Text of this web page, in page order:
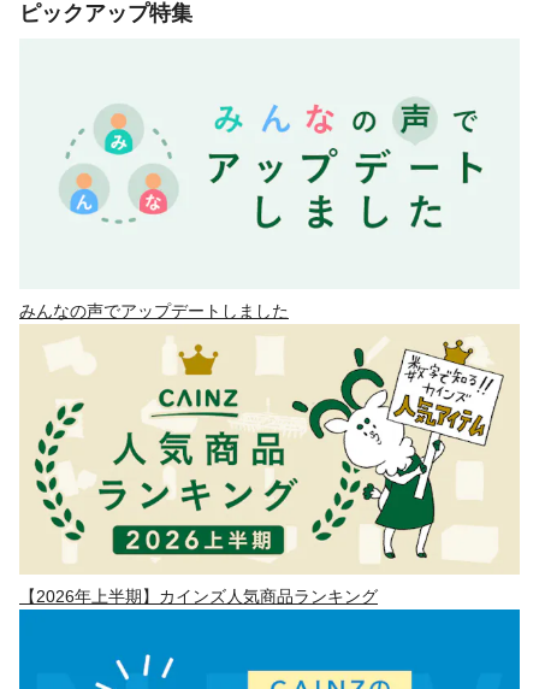
ピックアップ特集
みんなの声でアップデートしました
【2026年上半期】カインズ人気商品ランキング